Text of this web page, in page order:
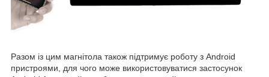
Разом із цим магнітола також підтримує роботу з Android
пристроями, для чого може використовуватися застосунок